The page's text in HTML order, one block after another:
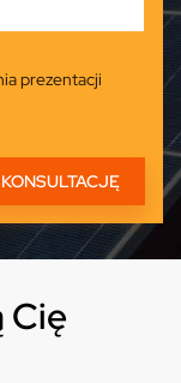
prezentacji
Cię